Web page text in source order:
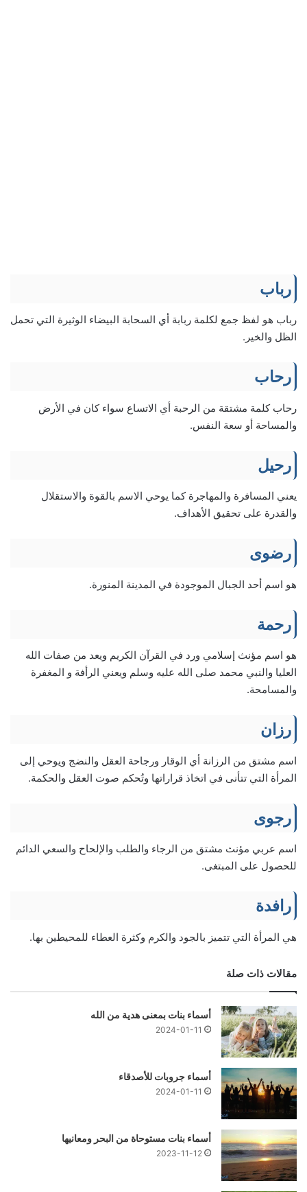
رباب
رباب هو لفظ جمع لكلمة ربابة أي السحابة البيضاء الوثيرة التي تحمل
الظل والخير.
رحاب
رحاب كلمة مشتقة من الرحبة أي الاتساع سواء كان في الأرض
والمساحة أو سعة النفس.
رحيل
يعني المسافرة والمهاجرة كما يوحي الاسم بالقوة والاستقلال
والقدرة على تحقيق الأهداف.
رضوى
هو اسم أحد الجبال الموجودة في المدينة المنورة.
رحمة
هو اسم مؤنث إسلامي ورد في القرآن الكريم ويعد من صفات الله
العليا والنبي محمد صلى الله عليه وسلم ويعني الرأفة و المغفرة
والمسامحة.
رزان
اسم مشتق من الرزانة أي الوقار ورجاحة العقل والنضج ويوحي إلى
المرأة التي تتأنى في اتخاذ قراراتها وتُحكم صوت العقل والحكمة.
رجوى
اسم عربي مؤنث مشتق من الرجاء والطلب والإلحاح والسعي الدائم
للحصول على المبتغى.
رافدة
هي المرأة التي تتميز بالجود والكرم وكثرة العطاء للمحيطين بها.
مقالات ذات صلة
أسماء بنات بمعنى هدية من الله
2024-01-11
أسماء جروبات للأصدقاء
2024-01-11
أسماء بنات مستوحاة من البحر ومعانيها
2023-11-12